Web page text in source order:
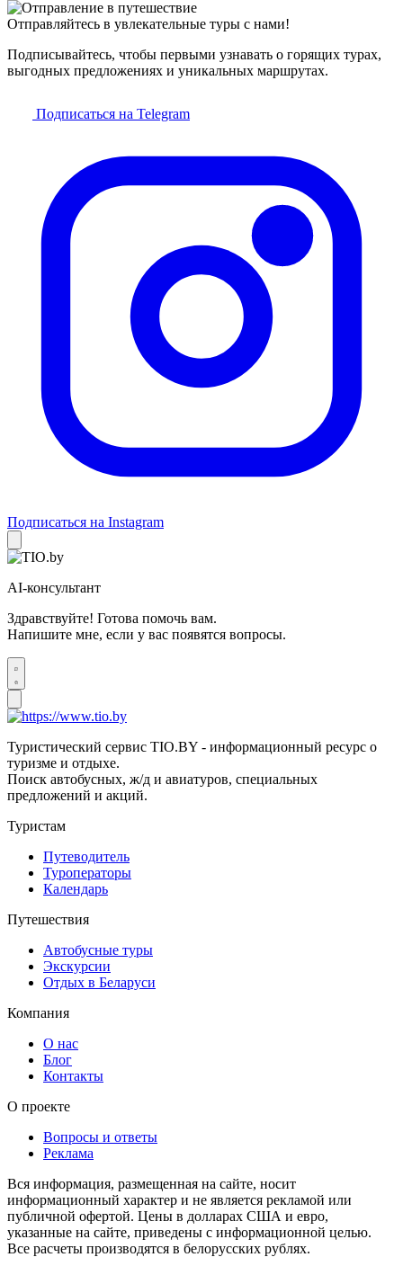
Отправляйтесь в увлекательные туры с нами!
Подписывайтесь, чтобы первыми узнавать о горящих турах,
выгодных предложениях и уникальных маршрутах.
Подписаться на Telegram
Подписаться на Instagram
AI-консультант
Здравствуйте! Готова помочь вам.
Напишите мне, если у вас появятся вопросы.
Туристический сервис TIO.BY - информационный ресурс о
туризме и отдыхе.
Поиск автобусных, ж/д и авиатуров, специальных
предложений и акций.
Туристам
Путеводитель
Туроператоры
Календарь
Путешествия
Автобусные туры
Экскурсии
Отдых в Беларуси
Компания
О нас
Блог
Контакты
О проекте
Вопросы и ответы
Реклама
Вся информация, размещенная на сайте, носит
информационный характер и не является рекламой или
публичной офертой. Цены в долларах США и евро,
указанные на сайте, приведены с информационной целью.
Все расчеты производятся в белорусских рублях.